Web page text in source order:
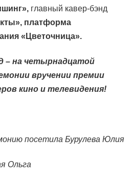
главный кавер-бэнд
платформа
«Цветочница».
– на четырнадцатой
вручении премии
кино и телевидения!
посетила Бурулева Юлия
Ольга